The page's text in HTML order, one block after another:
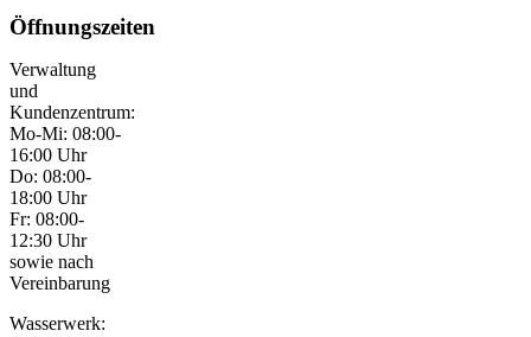
Öffnungszeiten
Verwaltung
und
Kundenzentrum:
Mo-Mi: 08:00-
16:00 Uhr
Do: 08:00-
18:00 Uhr
Fr: 08:00-
12:30 Uhr
sowie nach
Vereinbarung
Wasserwerk: